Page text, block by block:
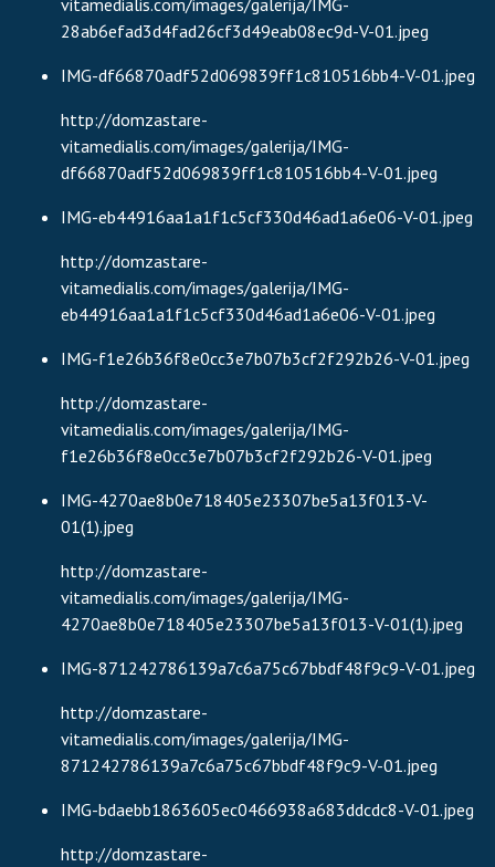
28ab6efad3d4fad26cf3d49eab08ec9d-V-01.jpeg
IMG-df66870adf52d069839ff1c810516bb4-V-01.jpeg
http://domzastare-
vitamedialis.com/images/galerija/IMG-
df66870adf52d069839ff1c810516bb4-V-01.jpeg
IMG-eb44916aa1a1f1c5cf330d46ad1a6e06-V-01.jpeg
http://domzastare-
vitamedialis.com/images/galerija/IMG-
eb44916aa1a1f1c5cf330d46ad1a6e06-V-01.jpeg
IMG-f1e26b36f8e0cc3e7b07b3cf2f292b26-V-01.jpeg
http://domzastare-
vitamedialis.com/images/galerija/IMG-
f1e26b36f8e0cc3e7b07b3cf2f292b26-V-01.jpeg
IMG-4270ae8b0e718405e23307be5a13f013-V-
01(1).jpeg
http://domzastare-
vitamedialis.com/images/galerija/IMG-
4270ae8b0e718405e23307be5a13f013-V-01(1).jpeg
IMG-871242786139a7c6a75c67bbdf48f9c9-V-01.jpeg
http://domzastare-
vitamedialis.com/images/galerija/IMG-
871242786139a7c6a75c67bbdf48f9c9-V-01.jpeg
IMG-bdaebb1863605ec0466938a683ddcdc8-V-01.jpeg
http://domzastare-